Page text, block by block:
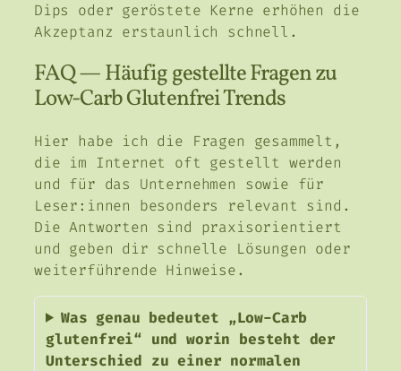
Dips oder geröstete Kerne erhöhen die
Akzeptanz erstaunlich schnell.
FAQ — Häufig gestellte Fragen zu
Low-Carb Glutenfrei Trends
Hier habe ich die Fragen gesammelt,
die im Internet oft gestellt werden
und für das Unternehmen sowie für
Leser:innen besonders relevant sind.
Die Antworten sind praxisorientiert
und geben dir schnelle Lösungen oder
weiterführende Hinweise.
Was genau bedeutet „Low-Carb
glutenfrei“ und worin besteht der
Unterschied zu einer normalen